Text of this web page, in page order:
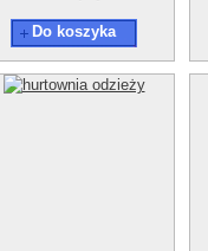
Do koszyka